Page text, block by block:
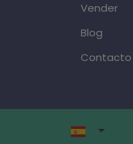
Vender
Blog
Contacto